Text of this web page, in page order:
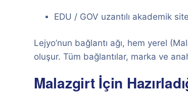
EDU / GOV uzantılı akademik
Lejyo’nun bağlantı ağı, hem yerel
oluşur. Tüm bağlantılar, marka ve
Malazgirt İçin